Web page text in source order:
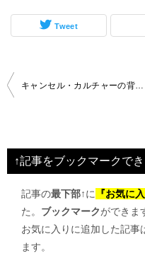
Tweet
投
ビ
ゲ
↑記事をブックマークで
記事の最下部↑に 『お気に
た。 ブックマークができま
お気に入りに追加した記事
ます。